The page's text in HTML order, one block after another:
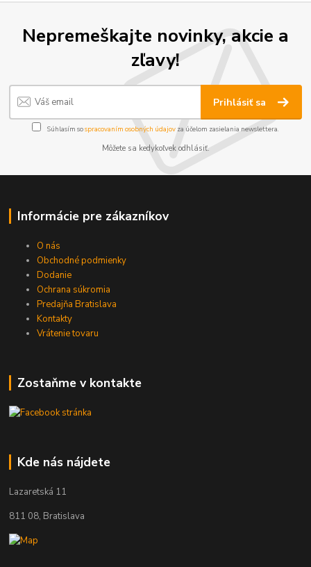
Nepremeškajte novinky, akcie a
zľavy!
Prihlásiť sa
Súhlasím sospracovaním osobných údajov za účelom zasielania newslettera.
Môžete sa kedykoľvek odhlásiť.
Informácie pre zákazníkov
O nás
Obchodné podmienky
Dodanie
Ochrana súkromia
Predajňa Bratislava
Kontakty
Vrátenie tovaru
Zostaňme v kontakte
Kde nás nájdete
Lazaretská 11
811 08, Bratislava